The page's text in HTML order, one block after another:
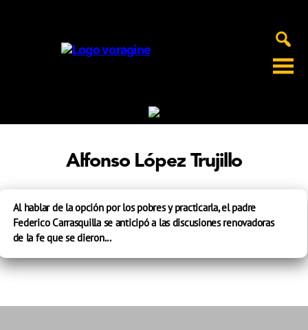
Alfonso López Trujillo
Al hablar de la opción por los pobres y practicarla, el padre
Federico Carrasquilla se anticipó a las discusiones renovadoras
de la fe que se dieron...